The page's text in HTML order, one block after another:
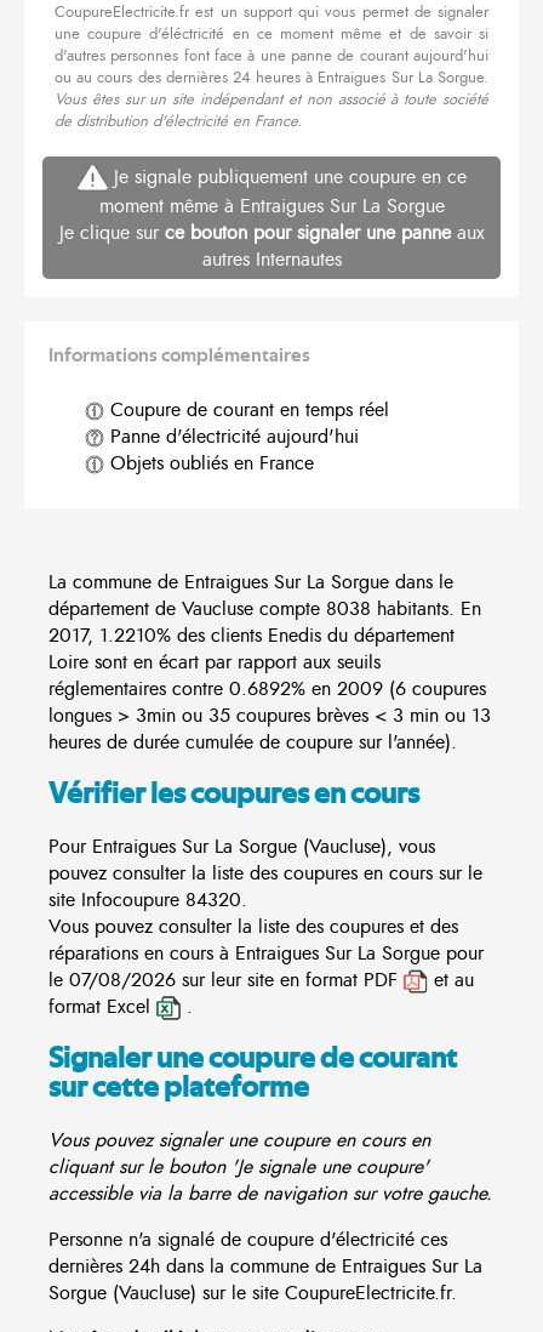
CoupureElectricite.fr est un support qui vous permet de signaler
une coupure d'éléctricité en ce moment même et de savoir si
d'autres personnes font face à une panne de courant aujourd'hui
ou au cours des dernières 24 heures à Entraigues Sur La Sorgue.
Vous êtes sur un site indépendant et non associé à toute société
de distribution d'électricité en France.
Je signale publiquement une coupure en ce
moment même à Entraigues Sur La Sorgue
Je clique sur ce bouton pour signaler une panneaux
autres Internautes
Informations complémentaires
Coupure de courant en temps réel
Panne d'électricité aujourd'hui
Objets oubliés en France
La commune de Entraigues Sur La Sorgue dans le
département de Vaucluse compte 8038 habitants. En
2017, 1.2210% des clients Enedis du département
Loire sont en écart par rapport aux seuils
réglementaires contre 0.6892% en 2009 (6 coupures
longues > 3min ou 35 coupures brèves < 3 min ou 13
heures de durée cumulée de coupure sur l'année).
Vérifier les coupures en cours
Pour Entraigues Sur La Sorgue (Vaucluse), vous
pouvez consulter la liste des coupures en cours sur le
site Infocoupure 84320.
Vous pouvez consulter la liste des coupures et des
réparations en cours à Entraigues Sur La Sorgue pour
le 07/08/2026 sur leur site en format PDF
et au
format Excel
.
Signaler une coupure de courant
sur cette plateforme
Vous pouvez signaler une coupure en cours en
cliquant sur le bouton 'Je signale une coupure'
accessible via la barre de navigation sur votre gauche.
Personne n'a signalé de coupure d'électricité ces
dernières 24h dans la commune de Entraigues Sur La
Sorgue (Vaucluse) sur le site CoupureElectricite.fr.